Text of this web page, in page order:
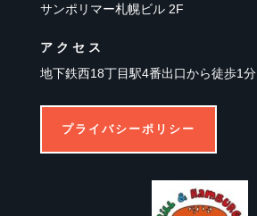
サンポリマー札幌ビル 2F
アクセス
地下鉄西18丁目駅4番出口から徒歩1分
プライバシーポリシー